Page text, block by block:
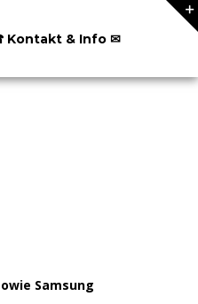
Kontakt & Info ✉
Samsung